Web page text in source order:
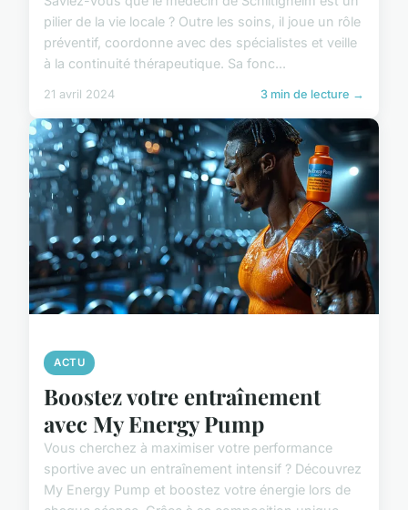
pilier de la vie locale ? Outre les soins, il joue un rôle
préventif, coordonne avec des spécialistes et veille
à la continuité thérapeutique. Sa fonc...
21 avril 2024 3 min de lecture →
ACTU
Boostez votre entraînement
avec My Energy Pump
Vous cherchez à maximiser votre performance
sportive avec un entraînement intensif ? Découvrez
My Energy Pump et boostez votre énergie lors de